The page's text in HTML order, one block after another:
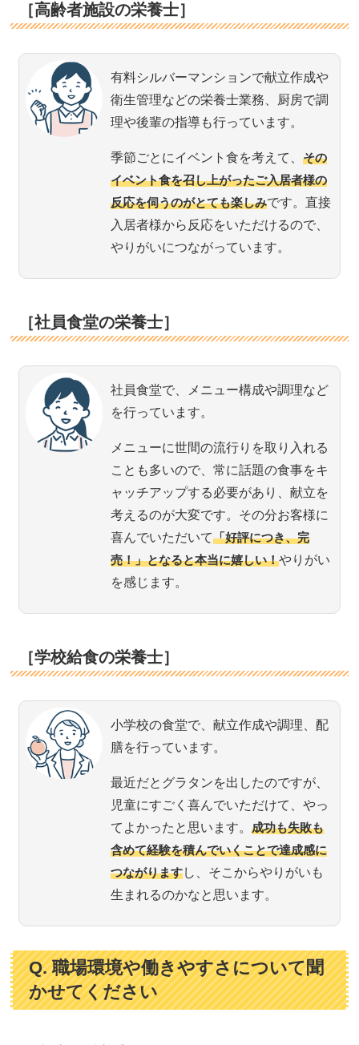
［高齢者施設の栄養士］
有料シルバーマンションで献立作成や
衛生管理などの栄養士業務、厨房で調
理や後輩の指導も行っています。
季節ごとにイベント食を考えて、その
イベント食を召し上がったご入居者様の
反応を伺うのがとても楽しみです。直接
入居者様から反応をいただけるので、
やりがいにつながっています。
［社員食堂の栄養士］
社員食堂で、メニュー構成や調理など
を行っています。
メニューに世間の流行りを取り入れる
ことも多いので、常に話題の食事をキ
ャッチアップする必要があり、献立を
考えるのが大変です。その分お客様に
喜んでいただいて「好評につき、完
売！」となると本当に嬉しい！やりがい
を感じます。
［学校給食の栄養士］
小学校の食堂で、献立作成や調理、配
膳を行っています。
最近だとグラタンを出したのですが、
児童にすごく喜んでいただけて、やっ
てよかったと思います。成功も失敗も
含めて経験を積んでいくことで達成感に
つながりますし、そこからやりがいも
生まれるのかなと思います。
Q. 職場環境や働きやすさについて聞
かせてください